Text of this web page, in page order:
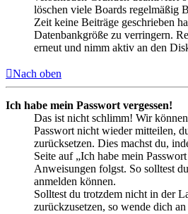
löschen viele Boards regelmäßig
Zeit keine Beiträge geschrieben
Datenbankgröße zu verringern.
erneut und nimm aktiv an den
Nach oben
Ich habe mein Passwort vergessen!
Das ist nicht schlimm! Wir
Passwort nicht wieder mitteilen,
zurücksetzen. Dies machst du,
Seite auf „Ich habe mein
Anweisungen folgst. So solltest
anmelden können.
Solltest du trotzdem nicht in der
zurückzusetzen, so wende dich